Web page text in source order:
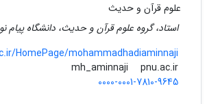
علوم قرآن و حدیث
استاد، گروه علوم قرآن و حدیث، دانشگاه پیام
HomePage/mohammadhadiaminnaji
mh_aminnaji
pnu.ac.ir
0000-0001-7810-9645